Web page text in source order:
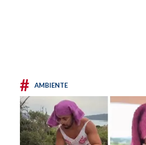
# AMBIENTE